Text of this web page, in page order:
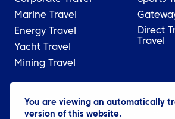
You are viewing an automatically
version of this website.
Marine Travel
Energy Travel
Yacht Travel
Mining Travel
Direct
Travel
© 2026 ATPI
Wettelijk
Privacybeleid Cookie settings